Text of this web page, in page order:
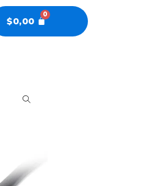
$0,00